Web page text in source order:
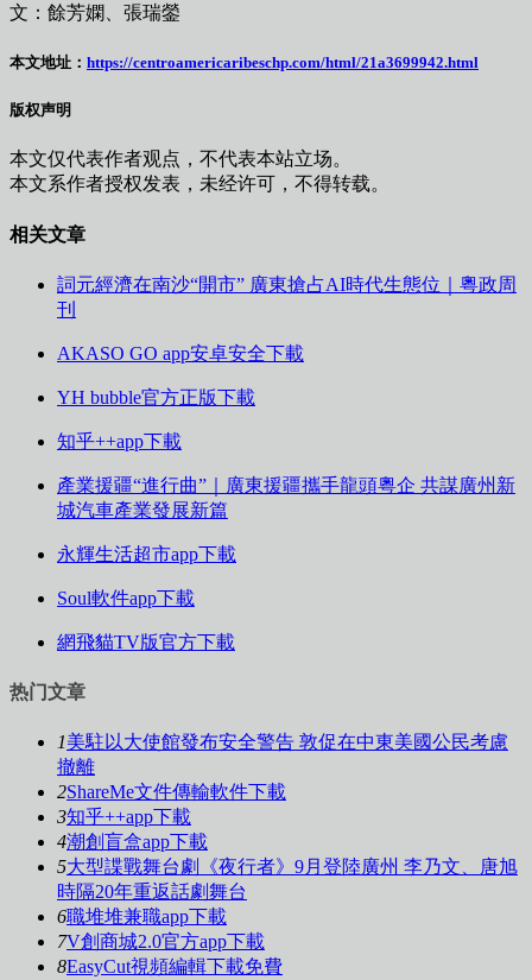
文：餘芳嫻、張瑞鎣
本文地址： https://centroamericaribeschp.com/html/21a3699942.html
版权声明
本文仅代表作者观点，不代表本站立场。
本文系作者授权发表，未经许可，不得转载。
相关文章
詞元經濟在南沙“開市” 廣東搶占AI時代生態位｜粵政周
刊
AKASO GO app安卓安全下載
YH bubble官方正版下載
知乎++app下載
產業援疆“進行曲”｜廣東援疆攜手龍頭粵企 共謀廣州新
城汽車產業發展新篇
永輝生活超市app下載
Soul軟件app下載
網飛貓TV版官方下載
热门文章
1美駐以大使館發布安全警告 敦促在中東美國公民考慮
撤離
2ShareMe文件傳輸軟件下載
3知乎++app下載
4潮創盲盒app下載
5大型諜戰舞台劇《夜行者》9月登陸廣州 李乃文、唐旭
時隔20年重返話劇舞台
6職堆堆兼職app下載
7V創商城2.0官方app下載
8EasyCut視頻編輯下載免費